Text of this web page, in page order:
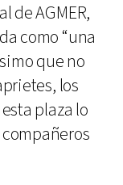
de AGMER,
como “una
que no
los
plaza lo